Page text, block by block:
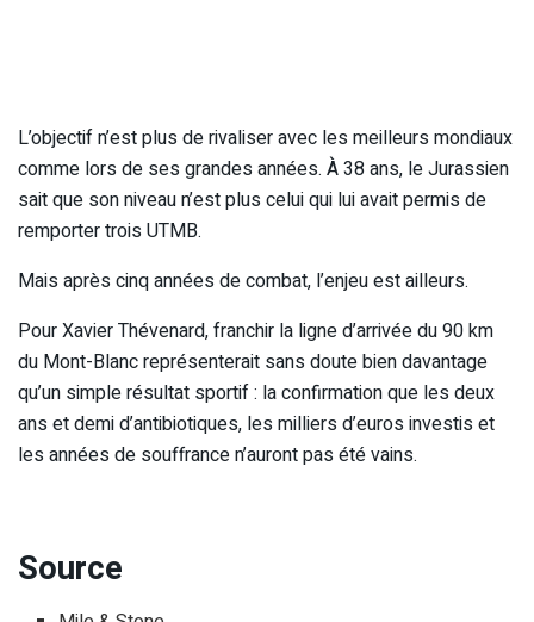
L’objectif n’est plus de rivaliser avec les meilleurs mondiaux
comme lors de ses grandes années. À 38 ans, le Jurassien
sait que son niveau n’est plus celui qui lui avait permis de
remporter trois UTMB.
Mais après cinq années de combat, l’enjeu est ailleurs.
Pour Xavier Thévenard, franchir la ligne d’arrivée du 90 km
du Mont-Blanc représenterait sans doute bien davantage
qu’un simple résultat sportif : la confirmation que les deux
ans et demi d’antibiotiques, les milliers d’euros investis et
les années de souffrance n’auront pas été vains.
Source